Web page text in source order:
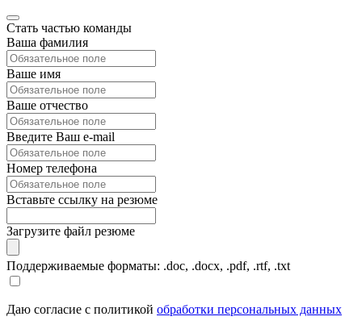
Стать частью команды
Ваша фамилия
Ваше имя
Ваше отчество
Введите Ваш e-mail
Номер телефона
Вставьте ссылку на резюме
Загрузите файл резюме
Поддерживаемые форматы: .doc, .docx, .pdf, .rtf, .txt
Даю согласие с политикой обработки персональных данных